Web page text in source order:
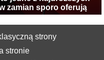
zamian sporo oferują
strony
stronie